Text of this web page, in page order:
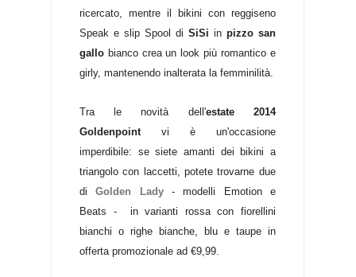
ricercato, mentre il bikini con reggiseno
Speak e slip Spool di SiSi in pizzo san
gallo bianco crea un look più romantico e
girly, mantenendo inalterata la femminilità.
Tra le novità dell'estate 2014
Goldenpoint vi è un'occasione
imperdibile: se siete amanti dei bikini a
triangolo con laccetti, potete trovarne due
diGolden Lady- modelli Emotion e
Beats - in varianti rossa con fiorellini
bianchi o righe bianche, blu e taupe in
offerta promozionale ad €9,99.